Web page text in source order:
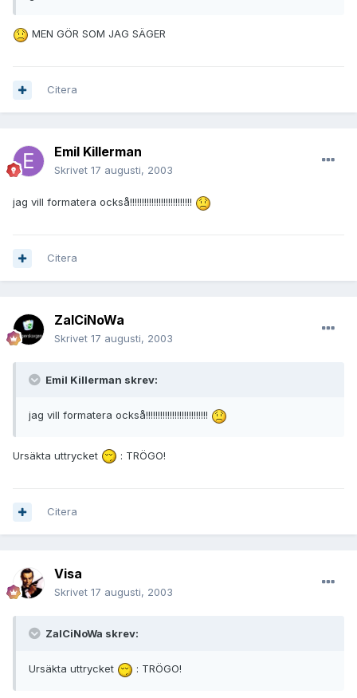
MEN GÖR SOM JAG SÄGER
Citera
Emil Killerman
Skrivet 17 augusti, 2003
jag vill formatera också!!!!!!!!!!!!!!!!!!!!!!!!!!
Citera
ZalCiNoWa
Skrivet 17 augusti, 2003
Emil Killerman skrev:
jag vill formatera också!!!!!!!!!!!!!!!!!!!!!!!!!!
Ursäkta uttrycket : TRÖGO!
Citera
Visa
Skrivet 17 augusti, 2003
ZalCiNoWa skrev:
Ursäkta uttrycket : TRÖGO!